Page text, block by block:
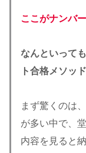
ここがナンバ
なんといって
ト合格メソッ
まず驚くのは
が多い中で、
内容を見ると